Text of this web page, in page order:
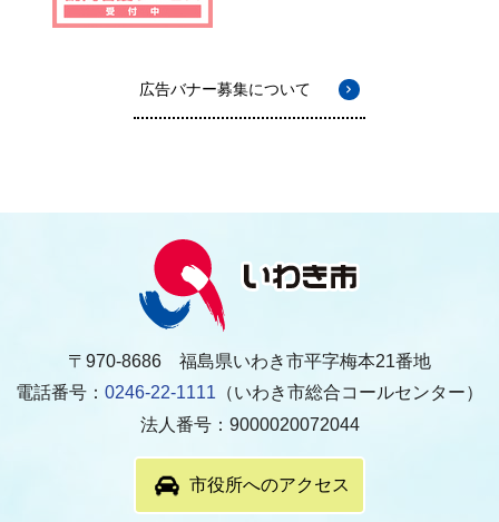
広告バナー募集について
〒970-8686 福島県いわき市平字梅本21番地
電話番号： 0246-22-1111 （いわき市総合コールセンター）
法人番号：9000020072044
市役所へのアクセス